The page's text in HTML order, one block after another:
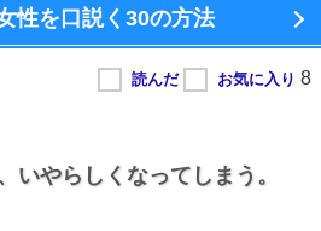
性を口説く 30の方法
いやらしくなってしまう。